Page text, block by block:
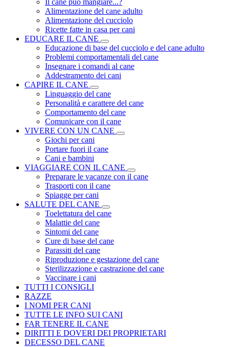
Il cane può mangiare...?
Alimentazione del cane adulto
Alimentazione del cucciolo
Ricette fatte in casa per cani
EDUCARE IL CANE
Educazione di base del cucciolo e del cane adulto
Problemi comportamentali del cane
Insegnare i comandi al cane
Addestramento dei cani
CAPIRE IL CANE
Linguaggio del cane
Personalità e carattere del cane
Comportamento del cane
Comunicare con il cane
VIVERE CON UN CANE
Giochi per cani
Portare fuori il cane
Cani e bambini
VIAGGIARE CON IL CANE
Preparare le vacanze con il cane
Trasporti con il cane
Spiagge per cani
SALUTE DEL CANE
Toelettatura del cane
Malattie del cane
Sintomi del cane
Cure di base del cane
Parassiti del cane
Riproduzione e gestazione del cane
Sterilizzazione e castrazione del cane
Vaccinare i cani
TUTTI I CONSIGLI
RAZZE
I NOMI PER CANI
TUTTE LE INFO SUI CANI
FAR TENERE IL CANE
DIRITTI E DOVERI DEI PROPRIETARI
DECESSO DEL CANE